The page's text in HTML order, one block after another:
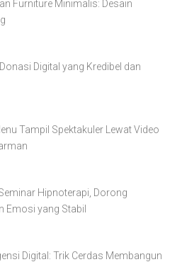
Furniture Minimalis: Desain
Digital yang Kredibel dan
Tampil Spektakuler Lewat Video
Hipnoterapi, Dorong
Emosi yang Stabil
Digital: Trik Cerdas Membangun